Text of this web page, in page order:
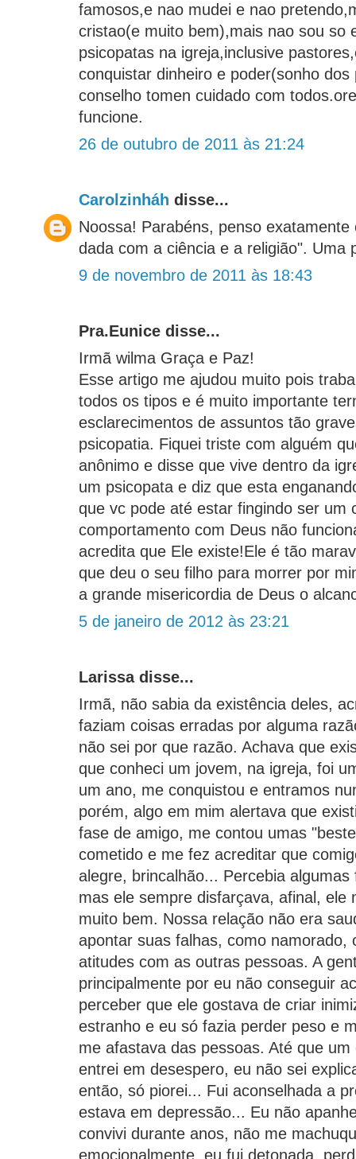
famosos,e nao mudei e nao
cristao(e muito bem),mais nao sou so
psicopatas na igreja,inclusive
conquistar dinheiro e poder(sonho
conselho tomen cuidado com
funcione.
26 de outubro de 2011 às 21:24
Carolzinháh disse...
Noossa! Parabéns, penso
dada com a ciência e a religião". Uma
9 de novembro de 2011 às 18:43
Pra.Eunice disse...
Irmã wilma Graça e Paz!
Esse artigo me ajudou muito pois
todos os tipos e é muito importante
esclarecimentos de assuntos tão
psicopatia. Fiquei triste com alguém
anônimo e disse que vive dentro da
um psicopata e diz que esta
que vc pode até estar fingindo ser um
comportamento com Deus não
acredita que Ele existe!Ele é tão
que deu o seu filho para morrer por
a grande misericordia de Deus o
5 de janeiro de 2012 às 23:21
Larissa disse...
Irmã, não sabia da existência deles,
faziam coisas erradas por alguma
não sei por que razão. Achava que
que conheci um jovem, na igreja, foi
um ano, me conquistou e entramos
porém, algo em mim alertava que
fase de amigo, me contou umas
cometido e me fez acreditar que
alegre, brincalhão... Percebia
mas ele sempre disfarçava, afinal, ele
muito bem. Nossa relação não era
apontar suas falhas, como namorado,
atitudes com as outras pessoas. A
principalmente por eu não conseguir
perceber que ele gostava de criar
estranho e eu só fazia perder peso e
me afastava das pessoas. Até que
entrei em desespero, eu não sei
então, só piorei... Fui aconselhada a
estava em depressão... Eu não
convivi durante anos, não me
emocionalmente, eu fui detonada,